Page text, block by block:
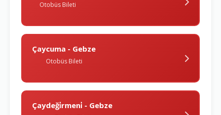
Otobüs Bileti
Çaycuma - Gebze
Otobüs Bileti
Çaydeği̇rmeni̇ - Gebze